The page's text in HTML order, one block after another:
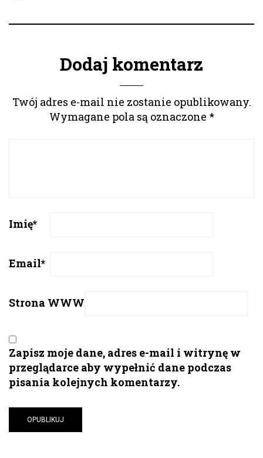
Dodaj komentarz
Twój adres e-mail nie zostanie opublikowany.
Wymagane pola są oznaczone *
Imię*
Email*
Strona WWW
Zapisz moje dane, adres e-mail i witrynę w
przeglądarce aby wypełnić dane podczas
pisania kolejnych komentarzy.